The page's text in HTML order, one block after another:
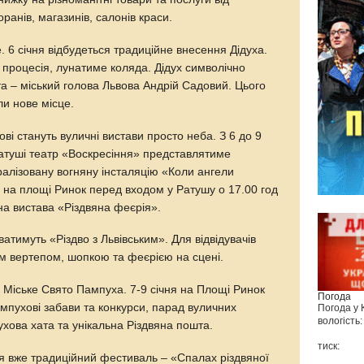
магазинів, салонів краси.
січня відбудеться традиційне внесення Дідуха.
лунатиме коляда. Дідух символічно
– міський голова Львова Андрій Садовий. Цього
нове місце.
стануть вуличні вистави просто неба. З 6 до 9
театр «Воскресіння» представлятиме
вогняну інсталяцію «Коли ангели
на площі Ринок перед входом у Ратушу о 17.00 год
вистава «Різдвяна феєрія».
«Різдво з Львівським». Для відвідувачів
вертепом, шопкою та феєрією на сцені.
Свято Пампуха. 7-9 січня на Площі Ринок
забави та конкурси, парад вуличних
хата та унікальна Різдвяна пошта.
вже традиційний фестиваль – «Спалах різдвяної
Погода
Погода у
вологість:
тиск: